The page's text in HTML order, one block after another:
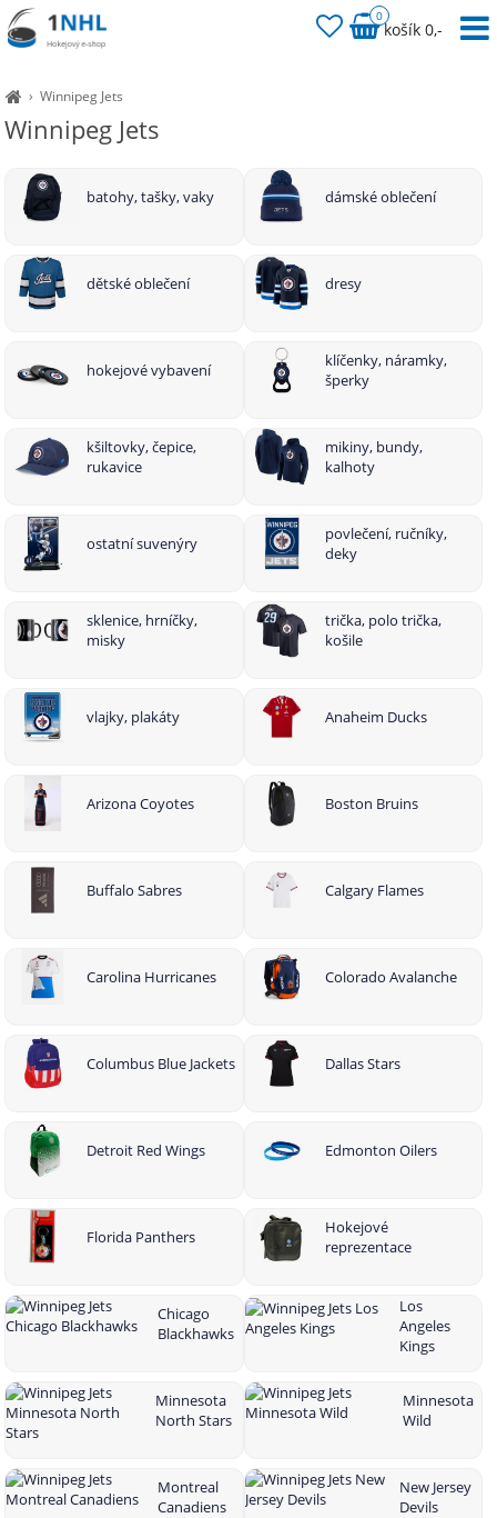
› Winnipeg Jets
Winnipeg Jets
batohy, tašky, vaky dámské oblečení
dětské oblečení dresy
hokejové vybavení
klíčenky, náramky,
šperky
kšiltovky, čepice,
rukavice
mikiny, bundy,
kalhoty
ostatní suvenýry
povlečení, ručníky,
deky
sklenice, hrníčky,
misky
trička, polo trička,
košile
vlajky, plakáty Anaheim Ducks
Arizona Coyotes Boston Bruins
Buffalo Sabres Calgary Flames
Carolina Hurricanes Colorado Avalanche
Columbus Blue Jackets Dallas Stars
Detroit Red Wings Edmonton Oilers
Florida Panthers
Hokejové
reprezentace
Chicago
Blackhawks
Los
Angeles
Kings
Minnesota
North Stars
Minnesota
Wild
Montreal
Canadiens
New Jersey
Devils
0
košík 0,-